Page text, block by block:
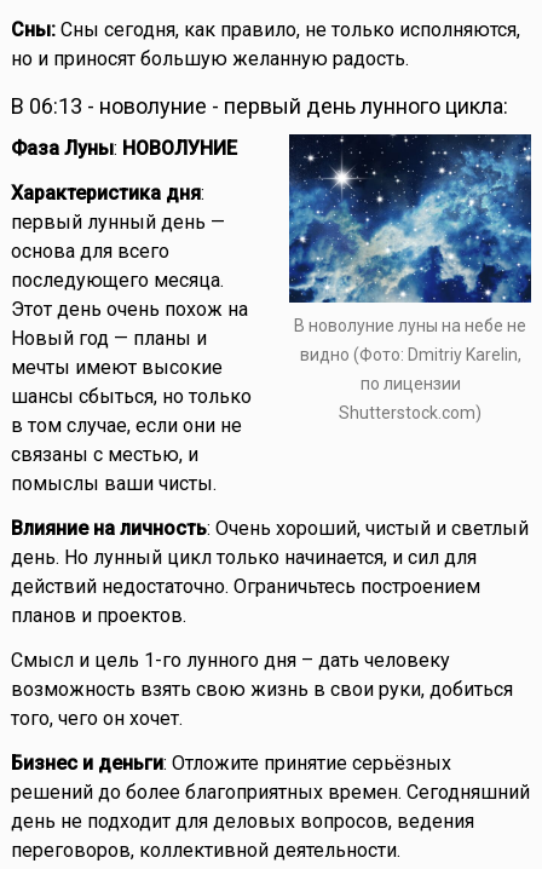
Сны:Сны сегодня, как правило, не только исполняются,
но и приносят большую желанную радость.
В 06:13 - новолуние - первый день лунного цикла:
В новолуние луны на небе не
видно (Фото: Dmitriy Karelin,
по лицензии
Shutterstock.com)
Фаза Луны: НОВОЛУНИЕ
Характеристика дня:
первый лунный день —
основа для всего
последующего месяца.
Этот день очень похож на
Новый год — планы и
мечты имеют высокие
шансы сбыться, но только
в том случае, если они не
связаны с местью, и
помыслы ваши чисты.
Влияние на личность: Очень хороший, чистый и светлый
день. Но лунный цикл только начинается, и сил для
действий недостаточно. Ограничьтесь построением
планов и проектов.
Смысл и цель 1-го лунного дня – дать человеку
возможность взять свою жизнь в свои руки, добиться
того, чего он хочет.
Бизнес и деньги: Отложите принятие серьёзных
решений до более благоприятных времен. Сегодняшний
день не подходит для деловых вопросов, ведения
переговоров, коллективной деятельности.